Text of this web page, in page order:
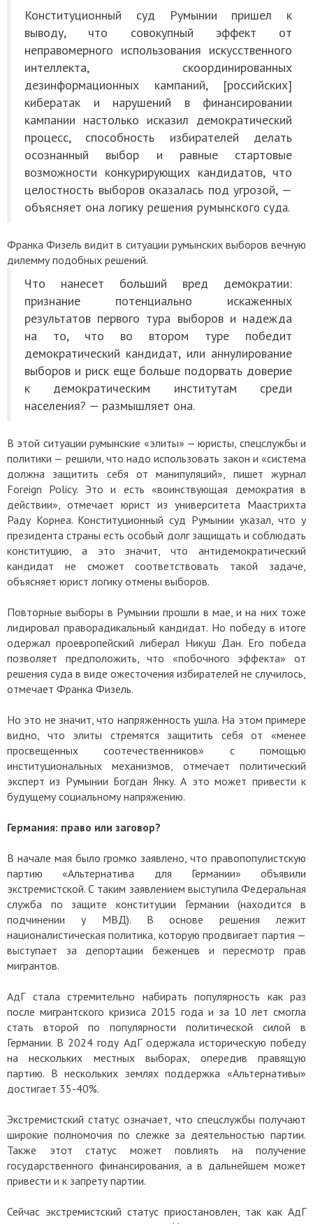
Конституционный суд Румынии пришел к
выводу, что совокупный эффект от
неправомерного использования искусственного
интеллекта, скоординированных
дезинформационных кампаний, [российских]
кибератак и нарушений в финансировании
кампании настолько исказил демократический
процесс, способность избирателей делать
осознанный выбор и равные стартовые
возможности конкурирующих кандидатов, что
целостность выборов оказалась под угрозой, —
объясняет она логику решения румынского суда.
Франка Физель видит в ситуации румынских выборов вечную
дилемму подобных решений.
Что нанесет больший вред демократии:
признание потенциально искаженных
результатов первого тура выборов и надежда
на то, что во втором туре победит
демократический кандидат, или аннулирование
выборов и риск еще больше подорвать доверие
к демократическим институтам среди
населения? — размышляет она.
В этой ситуации румынские «элиты» — юристы, спецслужбы и
политики — решили, что надо использовать закон и «система
должна защитить себя от манипуляций», пишет журнал
Foreign Policy. Это и есть «воинствующая демократия в
действии», отмечает юрист из университета Маастрихта
Раду Корнеа. Конституционный суд Румынии указал, что у
президента страны есть особый долг защищать и соблюдать
конституцию, а это значит, что антидемократический
кандидат не сможет соответствовать такой задаче,
объясняет юрист логику отмены выборов.
Повторные выборы в Румынии прошли в мае, и на них тоже
лидировал праворадикальный кандидат. Но победу в итоге
одержал проевропейский либерал Никуш Дан. Его победа
позволяет предположить, что «побочного эффекта» от
решения суда в виде ожесточения избирателей не случилось,
отмечает Франка Физель.
Но это не значит, что напряженность ушла. На этом примере
видно, что элиты стремятся защитить себя от «менее
просвещенных соотечественников» с помощью
институциональных механизмов, отмечает политический
эксперт из Румынии Богдан Янку. А это может привести к
будущему социальному напряжению.
Германия: право или заговор?
В начале мая было громко заявлено, что правопопулистскую
партию «Альтернатива для Германии» объявили
экстремистской. С таким заявлением выступила Федеральная
служба по защите конституции Германии (находится в
подчинении у МВД). В основе решения лежит
националистическая политика, которую продвигает партия —
выступает за депортации беженцев и пересмотр прав
мигрантов.
АдГ стала стремительно набирать популярность как раз
после мигрантского кризиса 2015 года и за 10 лет смогла
стать второй по популярности политической силой в
Германии. В 2024 году АдГ одержала историческую победу
на нескольких местных выборах, опередив правящую
партию. В нескольких землях поддержка «Альтернативы»
достигает 35-40%.
Экстремистский статус означает, что спецслужбы получают
широкие полномочия по слежке за деятельностью партии.
Также этот статус может повлиять на получение
государственного финансирования, а в дальнейшем может
привести и к запрету партии.
Сейчас экстремистский статус приостановлен, так как АдГ